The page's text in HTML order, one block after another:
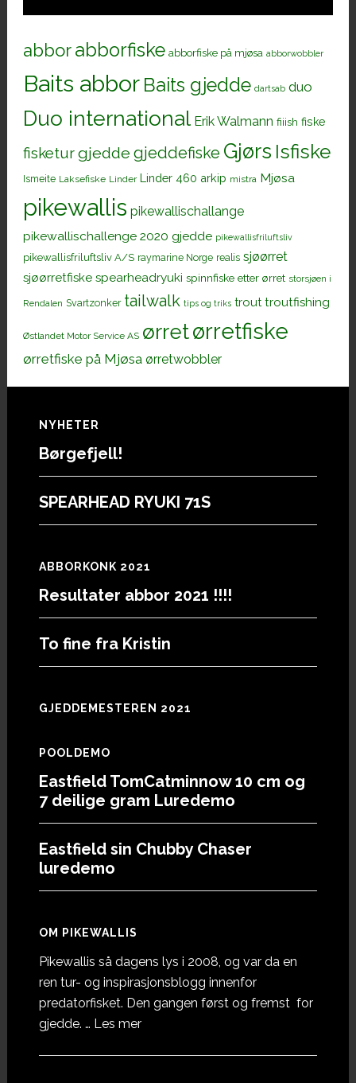
abborabborfiske abborfiske på mjøsa abborwobbler
Baits abbor Baits gjedde dartsab duo
Duo international Erik Walmann fiiish fiske
fisketurgjedde gjeddefiske Gjørs Isfiske
Ismeite Laksefiske Linder Linder 460 arkip mistra Mjøsa
pikewallis pikewallischallange
pikewallischallenge 2020 gjedde pikewallisfriluftsliv
pikewallisfriluftsliv A/S raymarine Norge realis sjøørret
sjøørretfiske spearheadryuki spinnfiske etter ørret storsjøen i
Rendalen Svartzonker tailwalk tips og triks trout troutfishing
Østlandet Motor Service AS ørretørretfiske
ørretfiske på Mjøsa ørretwobbler
Footer
NYHETER
Børgefjell!
SPEARHEAD RYUKI 71S
ABBORKONK 2021
Resultater abbor 2021 !!!!
To fine fra Kristin
GJEDDEMESTEREN 2021
POOLDEMO
Eastfield TomCatminnow 10 cm og
7 deilige gram Luredemo
Eastfield sin Chubby Chaser
luredemo
OM PIKEWALLIS
Pikewallis så dagens lys i 2008, og var da en
ren tur- og inspirasjonsblogg innenfor
predatorfisket. Den gangen først og fremst for
gjedde. … Les meromOm